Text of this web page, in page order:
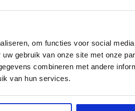
om functies voor social
gebruik van onze site met onze
combineren met andere
van hun services.
108
119
15
15